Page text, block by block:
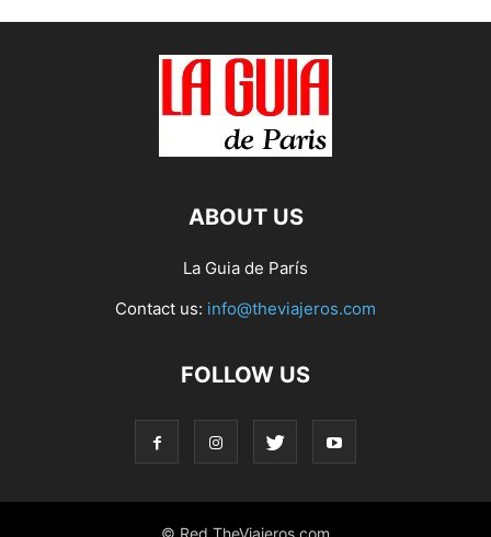
ABOUT US
La Guia de París
Contact us: info@theviajeros.com
FOLLOW US
© Red TheViajeros.com